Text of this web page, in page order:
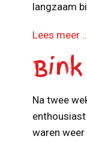
langzaam
Lees meer
Bink
Na twee
waren